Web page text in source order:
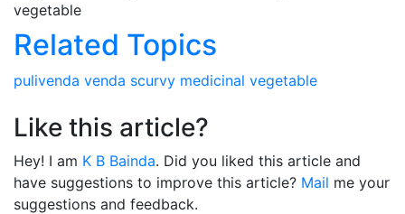
vegetable
Related Topics
pulivenda venda scurvy medicinal vegetable
Like this article?
Hey! I am K B Bainda. Did you liked this article and
have suggestions to improve this article? Mail me your
suggestions and feedback.